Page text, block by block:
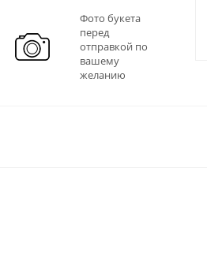
Фото букета
перед
отправкой по
вашему
желанию